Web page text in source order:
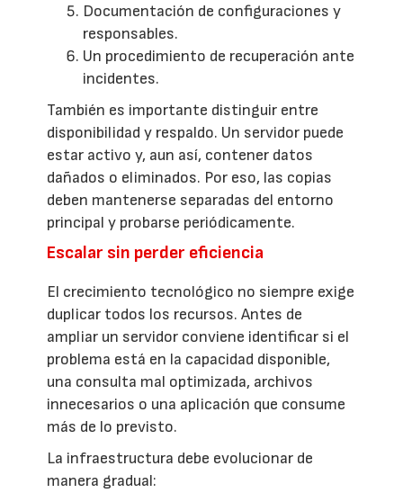
Documentación de configuraciones y
responsables.
Un procedimiento de recuperación ante
incidentes.
También es importante distinguir entre
disponibilidad y respaldo. Un servidor puede
estar activo y, aun así, contener datos
dañados o eliminados. Por eso, las copias
deben mantenerse separadas del entorno
principal y probarse periódicamente.
Escalar sin perder eficiencia
El crecimiento tecnológico no siempre exige
duplicar todos los recursos. Antes de
ampliar un servidor conviene identificar si el
problema está en la capacidad disponible,
una consulta mal optimizada, archivos
innecesarios o una aplicación que consume
más de lo previsto.
La infraestructura debe evolucionar de
manera gradual: